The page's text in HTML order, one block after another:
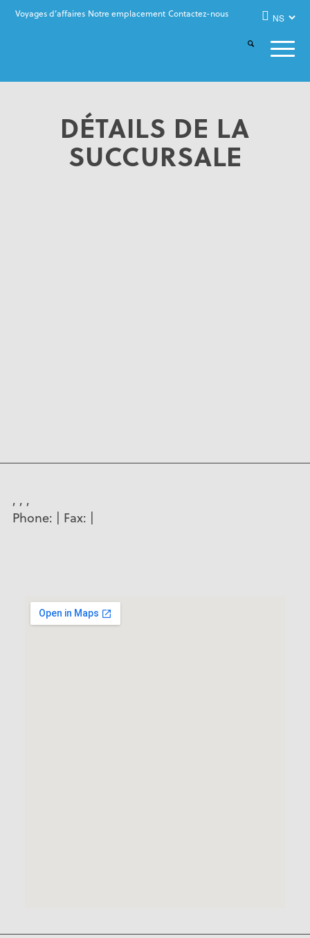
Voyages d’affaires Notre emplacement Contactez-nous
DÉTAILS DE LA
SUCCURSALE
, , ,
Phone: | Fax: |